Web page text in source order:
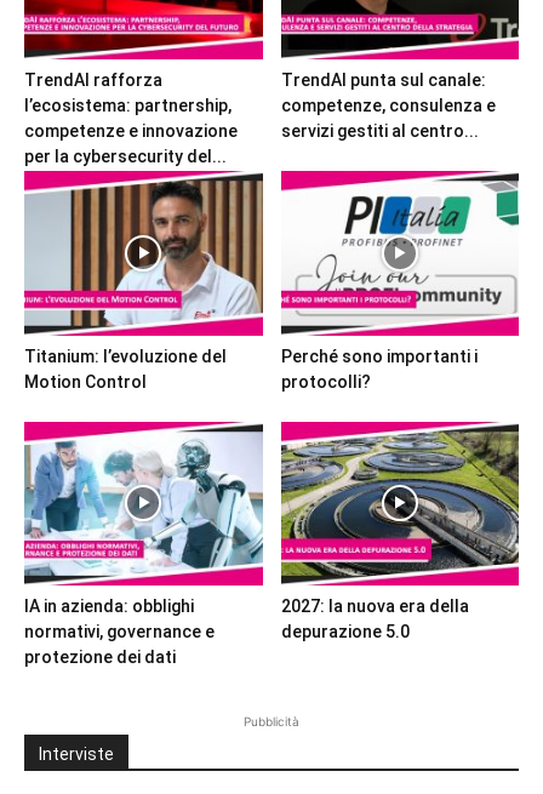
TrendAI rafforza
l’ecosistema: partnership,
competenze e innovazione
per la cybersecurity del...
TrendAI punta sul canale:
competenze, consulenza e
servizi gestiti al centro...
Titanium: l’evoluzione del
Motion Control
Perché sono importanti i
protocolli?
IA in azienda: obblighi
normativi, governance e
protezione dei dati
2027: la nuova era della
depurazione 5.0
Pubblicità
Interviste